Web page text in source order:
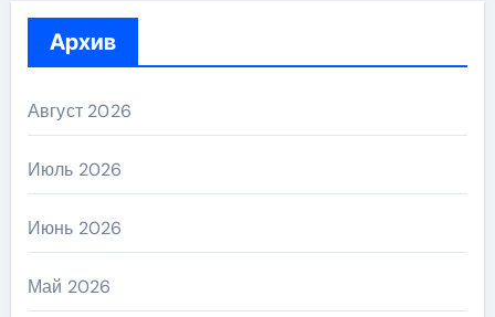
Архив
Август 2026
Июль 2026
Июнь 2026
Май 2026